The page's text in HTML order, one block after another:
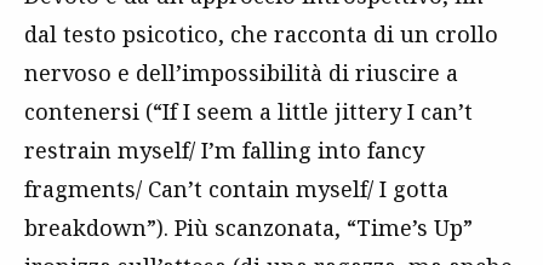
dal testo psicotico, che racconta di un crollo
nervoso e dell’impossibilità di riuscire a
contenersi (“If I seem a little jittery I can’t
restrain myself/ I’m falling into fancy
fragments/ Can’t contain myself/ I gotta
breakdown”). Più scanzonata, “Time’s Up”